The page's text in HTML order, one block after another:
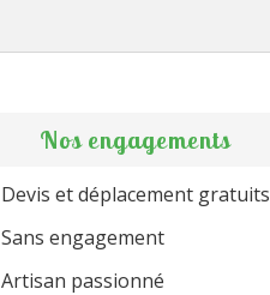
Nos engagements
Devis et déplacement gratuits
Sans engagement
Artisan passionné